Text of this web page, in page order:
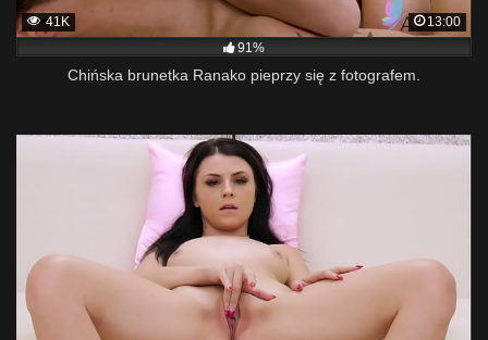
41K
13:00
91%
Chińska brunetka Ranako pieprzy się z fotografem.